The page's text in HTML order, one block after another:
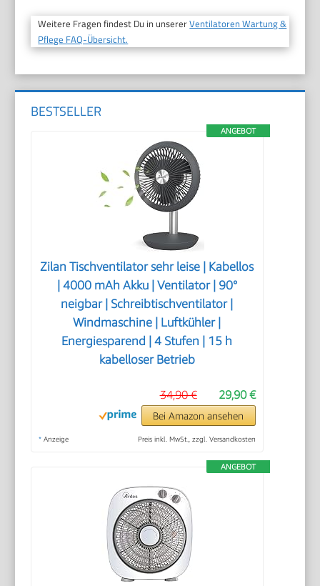
Weitere Fragen findest Du in unsererVentilatoren Wartung &
Pflege FAQ-Übersicht.
BESTSELLER
ANGEBOT
Zilan Tischventilator sehr leise | Kabellos
| 4000 mAh Akku | Ventilator | 90°
neigbar | Schreibtischventilator |
Windmaschine | Luftkühler |
Energiesparend | 4 Stufen | 15 h
kabelloser Betrieb
29,90 €
34,90 €
Bei Amazon ansehen
* Anzeige Preis inkl. MwSt., zzgl. Versandkosten
ANGEBOT